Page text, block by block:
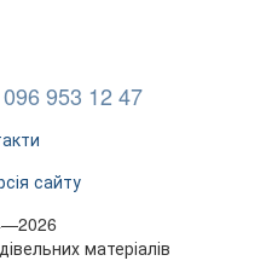
096 953 12 47
сайту
матеріалів